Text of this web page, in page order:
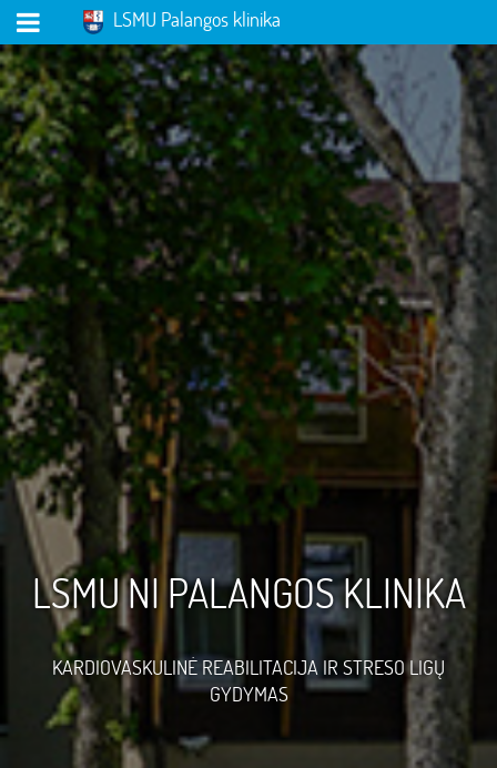
LSMU Palangos klinika
LSMU NI PALANGOS KLINIKA
KARDIOVASKULINĖ REABILITACIJA IR STRESO LIGŲ
GYDYMAS